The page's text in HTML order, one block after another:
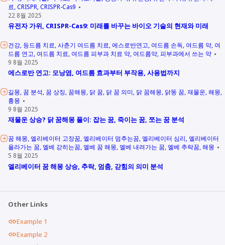
료 CRISPR CRISPR-Cas9
22 8월 2025
유전자 가위, CRISPR-Cas9: 미래를 바꾸는 바이오 기술의 현재와 미래
건강 등드름 치료 사춘기 여드름 치료 에스로반연고 여드름 손독 여드름 약 여
드름 연고 여드름 치료 여드름 피부과 치료 약 여드름약 피부과에서 쓰는 약
9 8월 2025
에스로반 연고: 모낭염, 여드름 효과부터 부작용, 사용법까지
길몽 꿈 분석 꿈 상징 꿈해몽 닭 꿈 닭 꿈 의미 닭 꿈해몽 닭똥 꿈 재물운 해몽
흉몽
9 8월 2025
재물운 상승? 닭 꿈해몽 풀이: 잡는 꿈, 죽이는 꿈, 쪼는 꿈 분석
꿈 해몽 엘리베이터 고장꿈 엘리베이터 멈추는꿈 엘리베이터 심리 엘리베이터
올라가는 꿈 엘베 갇히는꿈 엘베 꿈 해몽 엘베 내려가는 꿈 엘베 추락꿈 해몽
5 8월 2025
엘리베이터 꿈 해몽 상승, 추락, 멈춤, 갇힘의 의미 분석
Other Links
Example 1
Example 2